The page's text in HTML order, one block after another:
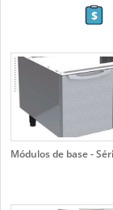
Módulos de base -